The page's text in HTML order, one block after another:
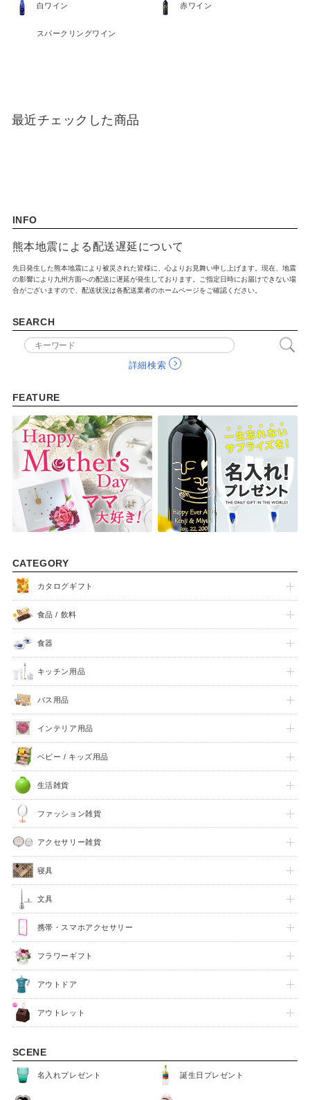
FEATURE
FEATURE
白ワイン 赤ワイン
スパークリングワイン
最近チェックした商品
INFO
熊本地震による配送遅延について
先日発生した熊本地震により被災された皆様に、心よりお見舞い申し上げます。現在、地震
の影響により九州方面への配送に遅延が発生しております。ご指定日時にお届けできない場
合がございますので、配送状況は各配送業者のホームページをご確認ください。
SEARCH
詳細検索
FEATURE
CATEGORY
カタログギフト
食品 / 飲料
食器
キッチン用品
バス用品
インテリア用品
ベビー / キッズ用品
生活雑貨
ファッション雑貨
アクセサリー雑貨
寝具
文具
携帯・スマホアクセサリー
フラワーギフト
アウトドア
アウトレット
SCENE
名入れプレゼント 誕生日プレゼント